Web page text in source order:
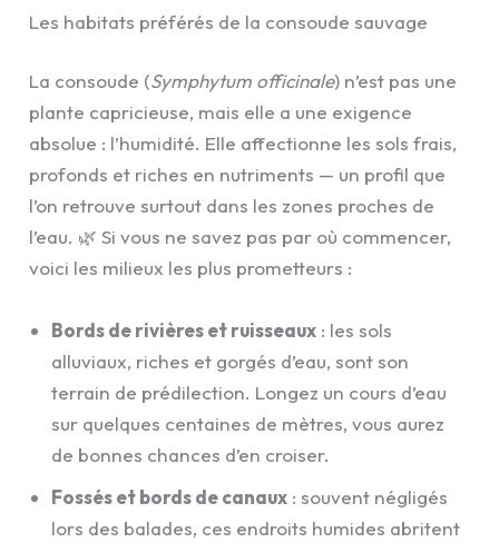
Les habitats préférés de la consoude sauvage
La consoude (Symphytum officinale) n’est pas une
plante capricieuse, mais elle a une exigence
absolue : l’humidité. Elle affectionne les sols frais,
profonds et riches en nutriments — un profil que
l’on retrouve surtout dans les zones proches de
l’eau. 🌿 Si vous ne savez pas par où commencer,
voici les milieux les plus prometteurs :
Bords de rivières et ruisseaux : les sols
alluviaux, riches et gorgés d’eau, sont son
terrain de prédilection. Longez un cours d’eau
sur quelques centaines de mètres, vous aurez
de bonnes chances d’en croiser.
Fossés et bords de canaux : souvent négligés
lors des balades, ces endroits humides abritent